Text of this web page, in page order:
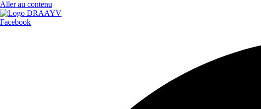
Aller au contenu
Facebook